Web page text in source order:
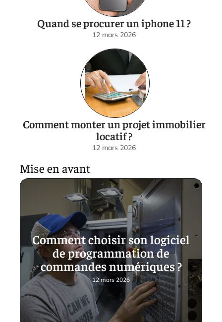
Quand se procurer un iphone 11 ?
12 mars 2026
Comment monter un projet immobilier
locatif ?
12 mars 2026
Mise en avant
Comment choisir son logiciel
de programmation de
commandes numériques ?
12 mars 2026